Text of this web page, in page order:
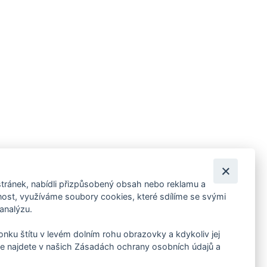
pozvánky na kulturní a sportovní akce?
nabídli přizpůsobený obsah nebo reklamu a
využíváme soubory cookies, které sdílíme se svými
štítu v levém dolním rohu obrazovky a kdykoliv jej
najdete v našich Zásadách ochrany osobních údajů a